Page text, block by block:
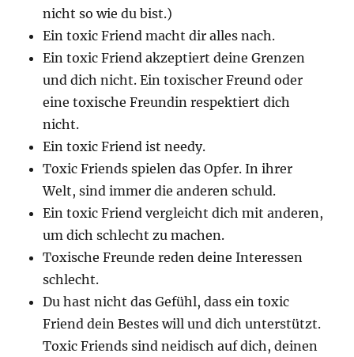
nicht so wie du bist.)
Ein toxic Friend macht dir alles nach.
Ein toxic Friend akzeptiert deine Grenzen
und dich nicht. Ein toxischer Freund oder
eine toxische Freundin respektiert dich
nicht.
Ein toxic Friend ist needy.
Toxic Friends spielen das Opfer. In ihrer
Welt, sind immer die anderen schuld.
Ein toxic Friend vergleicht dich mit anderen,
um dich schlecht zu machen.
Toxische Freunde reden deine Interessen
schlecht.
Du hast nicht das Gefühl, dass ein toxic
Friend dein Bestes will und dich unterstützt.
Toxic Friends sind neidisch auf dich, deinen